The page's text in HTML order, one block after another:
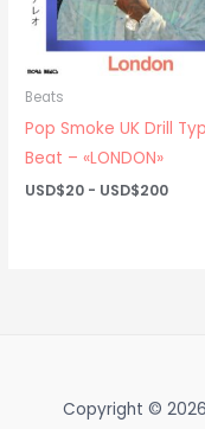
Beats
Pop Smoke UK Drill
Beat – «LONDON»
USD$20 - USD$200
Copyright ©